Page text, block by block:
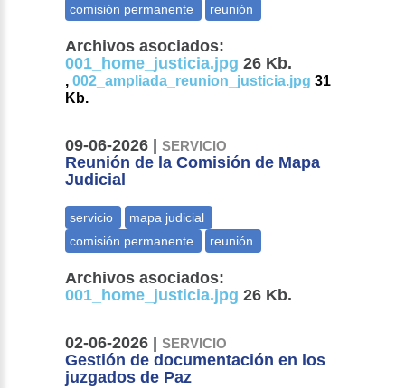
Archivos asociados:
001_home_justicia.jpg 26 Kb.
,002_ampliada_reunion_justicia.jpg 31
Kb.
09-06-2026 |SERVICIO
Reunión de la Comisión de Mapa
Judicial
Archivos asociados:
001_home_justicia.jpg 26 Kb.
02-06-2026 |SERVICIO
Gestión de documentación en los
juzgados de Paz